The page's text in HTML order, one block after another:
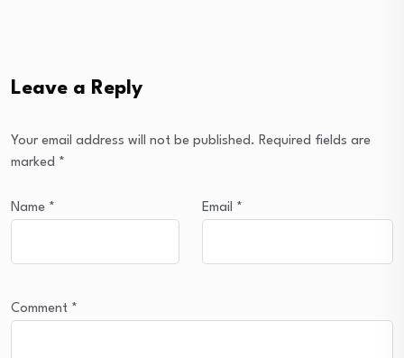
Leave a Reply
Your email address will not be published. Required fields are
marked *
Name * Email *
Comment *